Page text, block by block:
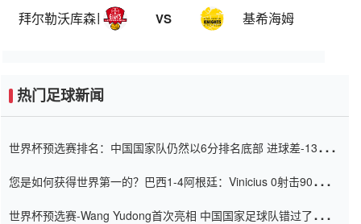
拜尔勒沃库森巨人 VS 基希海姆
热门足球新闻
世界杯预选赛排名：中国国家队仍然以6分排名底部 进球差-13令人
您是如何获得世界第一的？巴西1-4阿根廷：Vinicius 0射击90分钟
世界杯预选赛-Wang Yudong首次亮相 中国国家足球队错过了世界